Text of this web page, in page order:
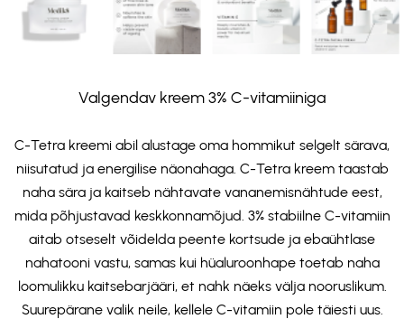
Valgendav kreem 3% C-vitamiiniga
C-Tetra kreemi abil alustage oma hommikut selgelt särava,
niisutatud ja energilise näonahaga. C-Tetra kreem taastab
naha sära ja kaitseb nähtavate vananemisnähtude eest,
mida põhjustavad keskkonnamõjud. 3% stabiilne C-vitamiin
aitab otseselt võidelda peente kortsude ja ebaühtlase
nahatooni vastu, samas kui hüaluroonhape toetab naha
loomulikku kaitsebarjääri, et nahk näeks välja nooruslikum.
Suurepärane valik neile, kellele C-vitamiin pole täiesti uus.